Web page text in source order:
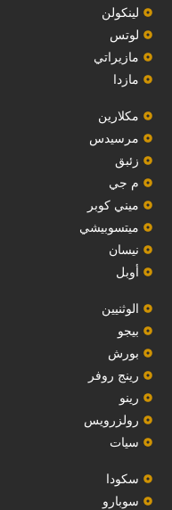
لينكولن
‏لوتس‏
مازيراتي
مازدا
مكلارين
مرسيدس
‏زئبق‏
م جي
ميني كوبر
ميتسوبيشي
نيسان
أوبل
‏الوثنيين‏
بيجو
بورش
رينج روفر
رينو
رولزرويس
سيات
سكودا
‏سوبارو‏